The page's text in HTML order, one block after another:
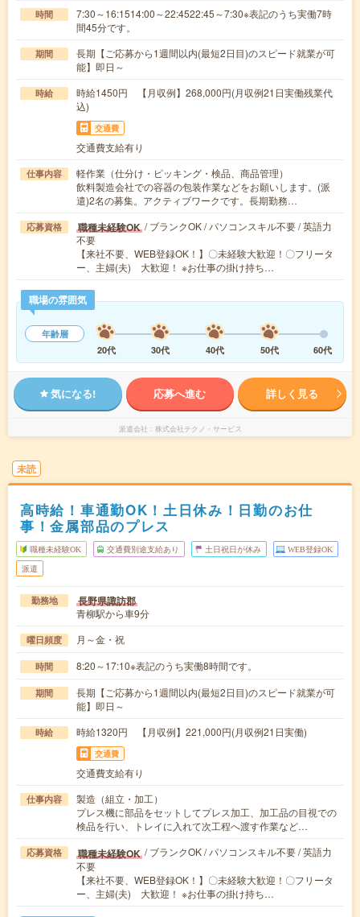
時間
7:30～16:1514:00～22:4522:45～7:30※表記のうち実働7時
間45分です。
期間
長期【ご応募から1週間以内(最短2日目)のスピード就業が可
能】即日～
時給
時給1450円 【月収例】268,000円(月収例21日実働残業代
込)
交通費
交通費支給有り
仕事内容
軽作業（仕分け・ピッキング・検品、商品管理）
飲料製造会社での容器の包装作業などをお願いします。(派
遣)2名の募集。アクティブワークです。長期勤務…
応募資格 職種未経験OK / ブランクOK / パソコンスキル不要 / 英語力
不要
【来社不要、WEB登録OK！】〇未経験大歓迎！〇フリータ
ー、主婦(夫) 大歓迎！ ※お仕事の掛け持ち…
職場の雰囲気
年齢層
20代
30代 40代 50代 60代
気になる! 応募へ進む 詳しく見る
派遣会社 株式会社テクノ・サービス
未読
高時給！車通勤OK！土日休み！日勤のお仕
事！金属部品のプレス
職種未経験OK 交通費別途支給あり 土日祝日が休み WEB登録OK
派遣
勤務地 長野県諏訪郡
青柳駅から車9分
曜日頻度 月～金・祝
時間 8:20～17:10※表記のうち実働8時間です。
期間
長期【ご応募から1週間以内(最短2日目)のスピード就業が可
能】即日～
時給 時給1320円 【月収例】221,000円(月収例21日実働)
交通費
交通費支給有り
仕事内容
製造（組立・加工）
プレス機に部品をセットしてプレス加工、加工品の目視での
検品を行い、トレイに入れて次工程へ渡す作業など…
応募資格 職種未経験OK / ブランクOK / パソコンスキル不要 / 英語力
不要
【来社不要、WEB登録OK！】〇未経験大歓迎！〇フリータ
ー、主婦(夫) 大歓迎！ ※お仕事の掛け持ち…